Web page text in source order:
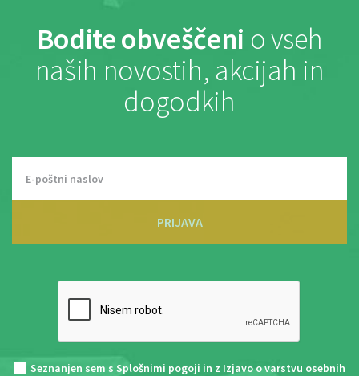
Bodite obveščeni o vseh
naših novostih, akcijah in
dogodkih
PRIJAVA
Seznanjen sem s Splošnimi pogoji in z Izjavo o varstvu osebnih